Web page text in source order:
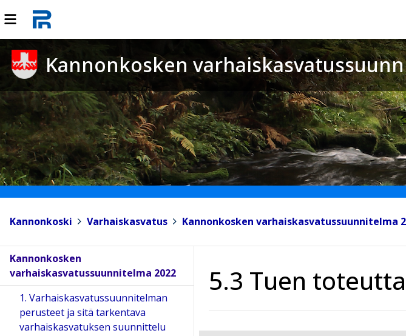
Kannonkosken
Kannonkoski Varhaiskasvatus Kannonkosken varhaiskasvatussuunnitelma
5.3 Tuen
Kannonkosken
varhaiskasvatussuunnitelma 2022
1. Varhaiskasvatussuunnitelman
perusteet ja sitä tarkentava
varhaiskasvatuksen suunnittelu